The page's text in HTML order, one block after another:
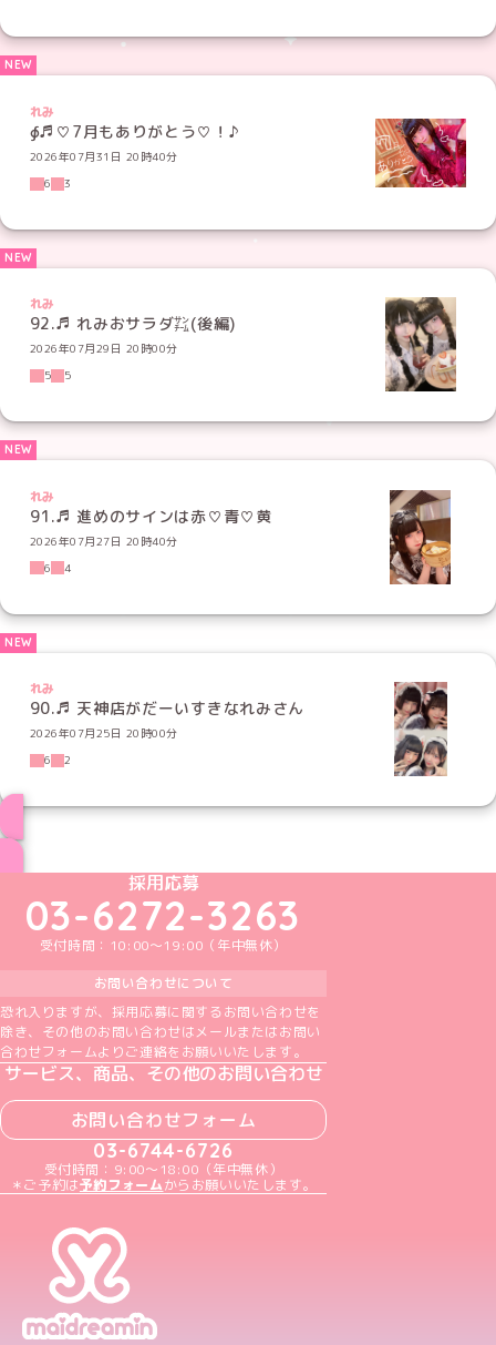
れみ
∮♬♡7月もありがとう♡！♪
2026年07月31日 20時40分
6
3
れみ
92.♬ れみおサラダ㌠(後編)
2026年07月29日 20時00分
5
5
れみ
91.♬ 進めのサインは赤♡青♡黄
2026年07月27日 20時40分
6
4
れみ
90.♬ 天神店がだーいすきなれみさん
2026年07月25日 20時00分
6
2
めいどりーみんTikTok公式アカウント
めいどりーみんX公式アカウント
めいどりーみんInstagram公式アカウント
めいどりーみんFacebook公式アカウン
めいどりーみんYouTube公式アカ
採用応募
03-6272-3263
受付時間：10:00～19:00（年中無休）
お問い合わせについて
恐れ入りますが、採用応募に関するお問い合わせを
除き、その他のお問い合わせはメールまたはお問い
合わせフォームよりご連絡をお願いいたします。
サービス、商品、その他のお問い合わせ
お問い合わせフォーム
03-6744-6726
受付時間：9:00～18:00（年中無休）
＊ご予約は予約フォームからお願いいたします。